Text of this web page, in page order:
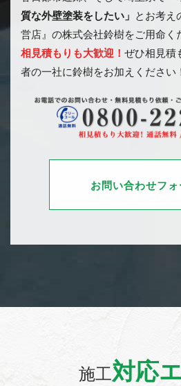
質な外壁塗装をしたい」
とお考え
営店』の株式会社鈴樹をご用命く
相見積もりも大歓迎！ ぜひ相見積
者の一社に鈴樹をお加えください
お問い合わせフ
施工対応